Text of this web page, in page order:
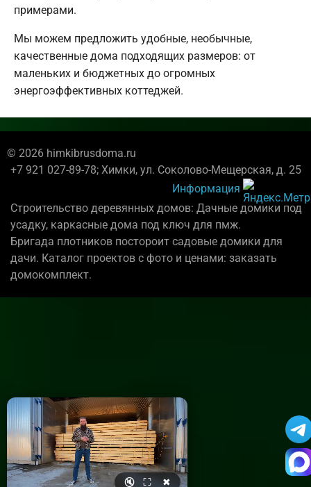
примерами.
Мы можем предложить удобные, необычные,
качественные дома подходящих размеров: от
маленьких и бюджетных до огромных
энергоэффективных коттеджей.
© 2026 himkibrusdoma.ru
+7 921 027-89-78; Химки, ул. Соколово-Мещерская, д. 25
Информация
Строительство деревянных домов: Дачные домики под
усадку, каркасные дома под ключ для пмж.
Бригада плотников постороит садовые домики для
дачи. Каталог проектов с фото и ценами: заказать
домокомплект.
🔇 ⛶ ✖